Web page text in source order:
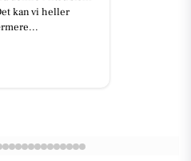
kan vi heller